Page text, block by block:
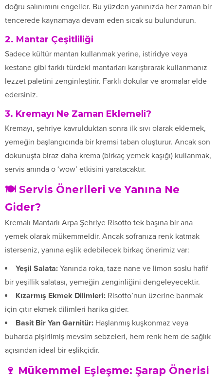
doğru salınımını engeller. Bu yüzden yanınızda her zaman bir
tencerede kaynamaya devam eden sıcak su bulundurun.
2. Mantar Çeşitliliği
Sadece kültür mantarı kullanmak yerine, istiridye veya
kestane gibi farklı türdeki mantarları karıştırarak kullanmanız
lezzet paletini zenginleştirir. Farklı dokular ve aromalar elde
edersiniz.
3. Kremayı Ne Zaman Eklemeli?
Kremayı, şehriye kavrulduktan sonra ilk sıvı olarak eklemek,
yemeğin başlangıcında bir kremsi taban oluşturur. Ancak son
dokunuşta biraz daha krema (birkaç yemek kaşığı) kullanmak,
servis anında o ‘wow’ etkisini yaratacaktır.
🍽️ Servis Önerileri ve Yanına Ne
Gider?
Kremalı Mantarlı Arpa Şehriye Risotto tek başına bir ana
yemek olarak mükemmeldir. Ancak sofranıza renk katmak
isterseniz, yanına eşlik edebilecek birkaç önerimiz var:
Yeşil Salata: Yanında roka, taze nane ve limon soslu hafif
bir yeşillik salatası, yemeğin zenginliğini dengeleyecektir.
Kızarmış Ekmek Dilimleri: Risotto’nun üzerine banmak
için çıtır ekmek dilimleri harika gider.
Basit Bir Yan Garnitür: Haşlanmış kuşkonmaz veya
buharda pişirilmiş mevsim sebzeleri, hem renk hem de sağlık
açısından ideal bir eşlikçidir.
🍷 Mükemmel Eşleşme: Şarap Önerisi